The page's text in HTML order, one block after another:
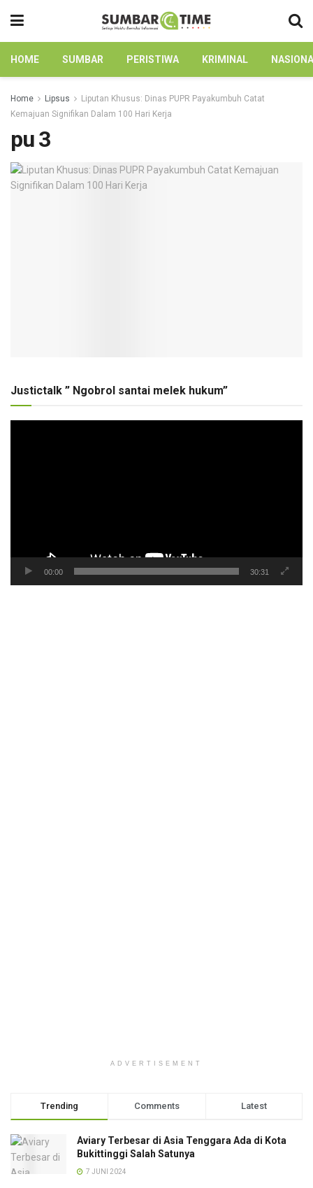
HOME SUMBAR PERISTIWA KRIMINAL
Home Lipsus
Liputan Khusus: Dinas PUPR Payakumbuh Catat
Kemajuan Signifikan Dalam 100 Hari Kerja
pu 3
Justictalk ” Ngobrol santai melek hukum”
00:00 30:31
ADVERTISEMENT
Trending Comments Latest
Aviary Terbesar di Asia Tenggara Ada di Kota
Bukittinggi Salah Satunya
7 JUNI 2024